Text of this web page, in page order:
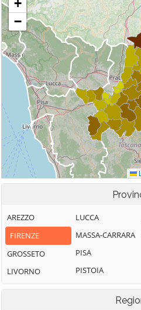
AREZZO
FIRENZE
GROSSETO
LIVORNO
LUCCA
MASSA-CARRARA
PISA
PISTOIA